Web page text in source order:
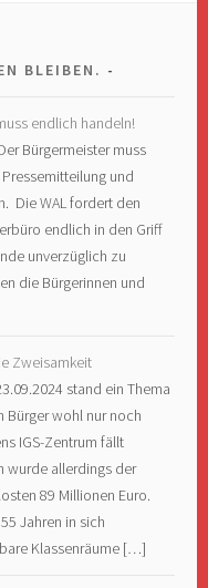
BLEIBEN.
endlich handeln!
Bürgermeister muss
und
Die WAL fordert den
endlich in den Griff
unverzüglich zu
die Bürgerinnen und
Zweisamkeit
stand ein Thema
Bürger wohl nur noch
IGS-Zentrum fällt
wurde allerdings der
89 Millionen Euro.
Jahren in sich
Klassenräume […]